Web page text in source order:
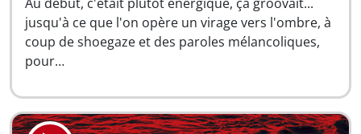
Au début, c'était plutôt énergique, ça groovait...
jusqu'à ce que l'on opère un virage vers l'ombre, à
coup de shoegaze et des paroles mélancoliques,
pour…